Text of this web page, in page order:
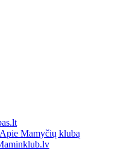
Apie Mamyčių klubą